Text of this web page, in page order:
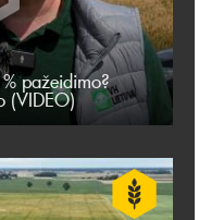
pažeidimo?
(VIDEO)